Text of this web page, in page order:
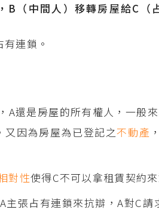
B（中間人）移轉房屋給C（
連鎖。
A還是房屋的所有權人，一般
又因為房屋為已登記之不動產
對性使得C不可以拿租賃契約來
張占有連鎖來抗辯，A對C請